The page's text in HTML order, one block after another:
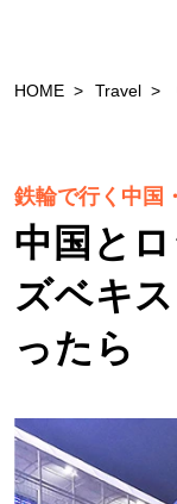
HOME Travel
中国と
ズベキ
ったら
鉄輪で行く中国